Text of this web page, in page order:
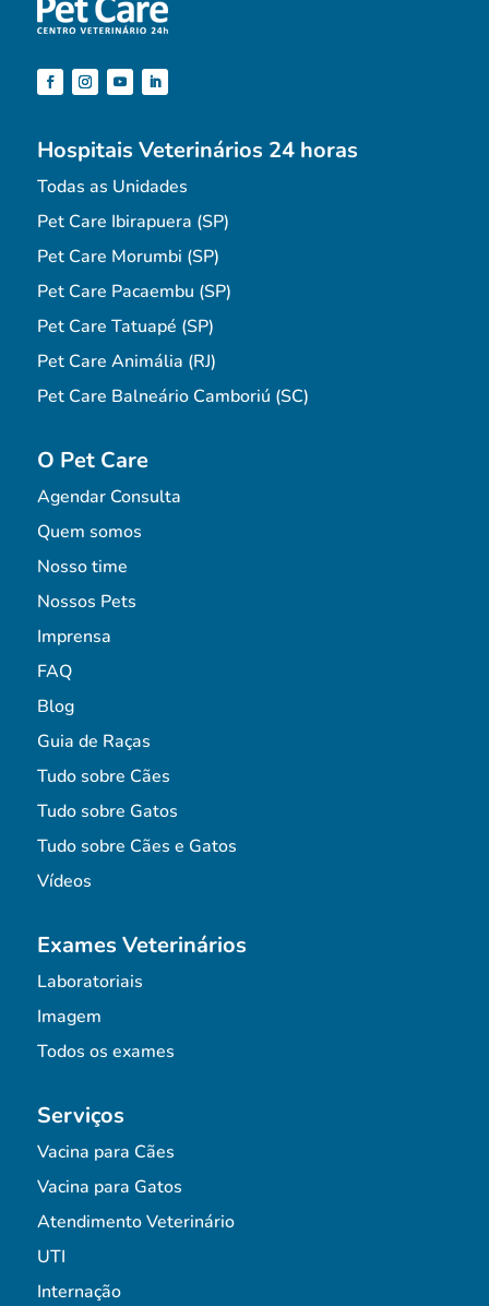
Hospitais Veterinários 24 horas
Todas as Unidades
Pet Care Ibirapuera (SP)
Pet Care Morumbi (SP)
Pet Care Pacaembu (SP)
Pet Care Tatuapé (SP)
Pet Care Animália (RJ)
Pet Care Balneário Camboriú (SC)
O Pet Care
Agendar Consulta
Quem somos
Nosso time
Nossos Pets
Imprensa
FAQ
Blog
Guia de Raças
Tudo sobre Cães
Tudo sobre Gatos
Tudo sobre Cães e Gatos
Vídeos
Exames Veterinários
Laboratoriais
Imagem
Todos os exames
Serviços
Vacina para Cães
Vacina para Gatos
Atendimento Veterinário
UTI
Internação